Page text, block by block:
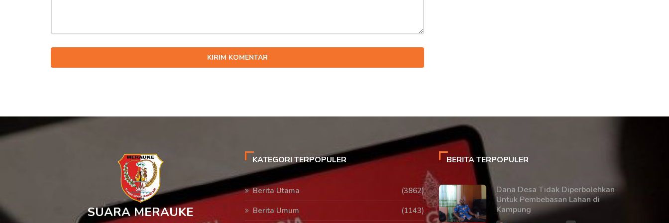
KIRIM KOMENTAR
SUARA MERAUKE
KATEGORI TERPOPULER
Berita Utama
(3862)
Berita Umum
(1143)
BERITA TERPOPULER
Dana Desa Tidak Diperbolehkan
Untuk Pembebasan Lahan di
Kampung